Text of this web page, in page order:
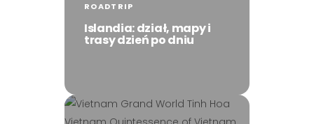
ROADTRIP
Islandia: dział, mapy i
trasy dzień po dniu